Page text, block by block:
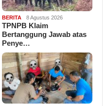
BERITA 8 Agustus 2026
TPNPB Klaim
Bertanggung Jawab atas
Penye…